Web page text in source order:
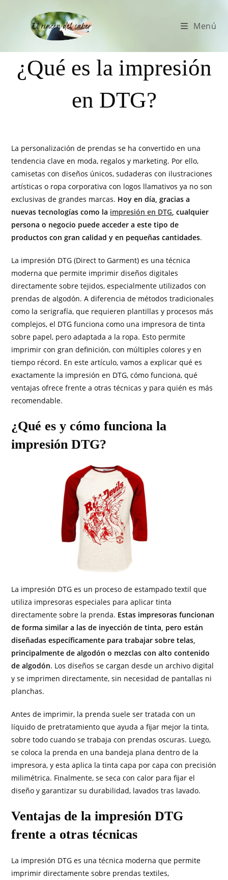
Menú
¿Qué es la impresión
en DTG?
La personalización de prendas se ha convertido en una
tendencia clave en moda, regalos y marketing. Por ello,
camisetas con diseños únicos, sudaderas con ilustraciones
artísticas o ropa corporativa con logos llamativos ya no son
exclusivas de grandes marcas. Hoy en día, gracias a
nuevas tecnologías como la impresión en DTG, cualquier
persona o negocio puede acceder a este tipo de
productos con gran calidad y en pequeñas cantidades.
La impresión DTG (Direct to Garment) es una técnica
moderna que permite imprimir diseños digitales
directamente sobre tejidos, especialmente utilizados con
prendas de algodón. A diferencia de métodos tradicionales
como la serigrafía, que requieren plantillas y procesos más
complejos, el DTG funciona como una impresora de tinta
sobre papel, pero adaptada a la ropa. Esto permite
imprimir con gran definición, con múltiples colores y en
tiempo récord. En este artículo, vamos a explicar qué es
exactamente la impresión en DTG, cómo funciona, qué
ventajas ofrece frente a otras técnicas y para quién es más
recomendable.
¿Qué es y cómo funciona la
impresión DTG?
La impresión DTG es un proceso de estampado textil que
utiliza impresoras especiales para aplicar tinta
directamente sobre la prenda. Estas impresoras funcionan
de forma similar a las de inyección de tinta, pero están
diseñadas específicamente para trabajar sobre telas,
principalmente de algodón o mezclas con alto contenido
de algodón. Los diseños se cargan desde un archivo digital
y se imprimen directamente, sin necesidad de pantallas ni
planchas.
Antes de imprimir, la prenda suele ser tratada con un
líquido de pretratamiento que ayuda a fijar mejor la tinta,
sobre todo cuando se trabaja con prendas oscuras. Luego,
se coloca la prenda en una bandeja plana dentro de la
impresora, y esta aplica la tinta capa por capa con precisión
milimétrica. Finalmente, se seca con calor para fijar el
diseño y garantizar su durabilidad, lavados tras lavado.
Ventajas de la impresión DTG
frente a otras técnicas
La impresión DTG es una técnica moderna que permite
imprimir directamente sobre prendas textiles,